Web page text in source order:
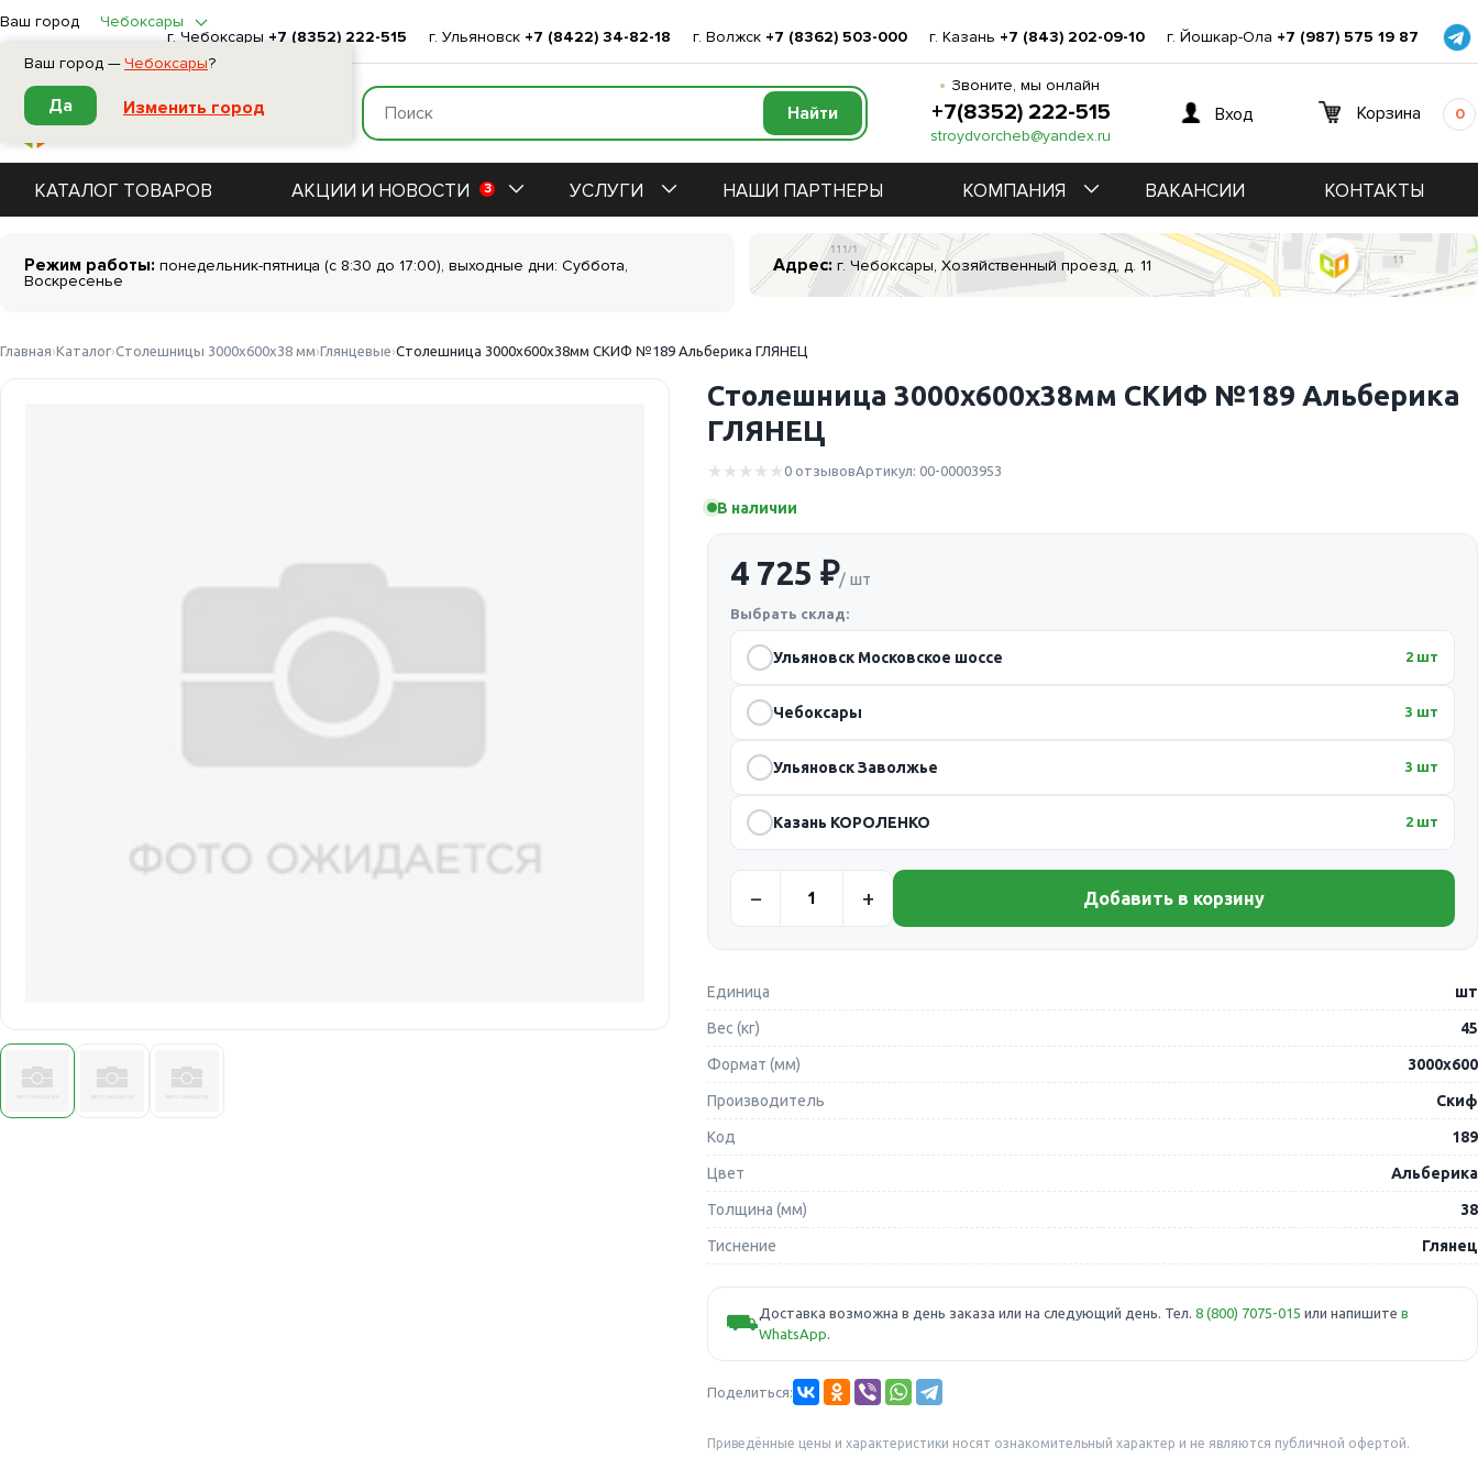
Ваш город —Чебоксары?
Да Изменить город
Ваш город
Чебоксары
г. Чебоксары +7 (8352) 222-515 г. Ульяновск +7 (8422) 34-82-18 г. Волжск +7 (8362) 503-000 г. Казань +7 (843) 202-09-10 г. Йошкар-Ола +7 (987) 575 19 87
Звоните, мы онлайн
+7(8352) 222-515
stroydvorcheb@yandex.ru
Вход Корзина 0
КАТАЛОГ ТОВАРОВ АКЦИИ И НОВОСТИ 3 УСЛУГИ НАШИ ПАРТНЕРЫ КОМПАНИЯ ВАКАНСИИ КОНТАКТЫ
Режим работы: понедельник-пятница (с 8:30 до 17:00), выходные дни: Суббота,
Воскресенье
Адрес: г. Чебоксары, Хозяйственный проезд, д. 11
Главная Каталог Столешницы 3000х600х38 мм Глянцевые Столешница 3000х600х38мм СКИФ №189 Альберика ГЛЯНЕЦ
Столешница 3000х600х38мм СКИФ №189 Альберика
ГЛЯНЕЦ
0 отзывовАртикул: 00-00003953
В наличии
4 725 ₽/ шт
Выбрать склад:
Ульяновск Московское шоссе 2 шт
Чебоксары 3 шт
Ульяновск Заволжье 3 шт
Казань КОРОЛЕНКО 2 шт
Добавить в корзину
Единица шт
Вес (кг) 45
Формат (мм) 3000х600
Производитель Скиф
Код 189
Цвет Альберика
Толщина (мм) 38
Тиснение Глянец
⛟Доставка возможна в день заказа или на следующий день. Тел.8 (800) 7075-015 или напишитев
WhatsApp
Поделиться:
Приведённые цены и характеристики носят ознакомительный характер и не являются публичной офертой.